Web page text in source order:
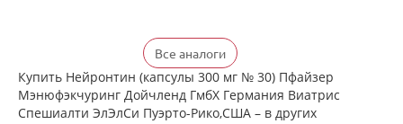
Нейронтин (капсулы 300 мг № 50)
Пфайзер Мэнюфэкчуринг Дойчленд
ГмбХ Германия Виатрис Спешиалти
ЭлЭлСи Пуэрто-Рико,США
есть в 1 аптеках
Все аналоги
Купить Нейронтин (капсулы 300 мг № 30) Пфайзер
Мэнюфэкчуринг Дойчленд ГмбХ Германия Виатрис
Спешиалти ЭлЭлСи Пуэрто-Рико,США – в других